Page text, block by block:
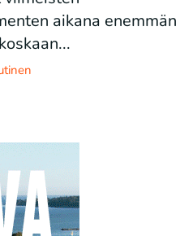
aikana enemmän